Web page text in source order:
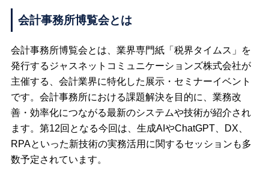
会計事務所博覧会とは
会計事務所博覧会とは、業界専門紙「税界タイムス」を
発行するジャスネットコミュニケーションズ株式会社が
主催する、会計業界に特化した展示・セミナーイベント
です。会計事務所における課題解決を目的に、業務改
善・効率化につながる最新のシステムや技術が紹介され
ます。第12回となる今回は、生成AIやChatGPT、DX、
RPAといった新技術の実務活用に関するセッションも多
数予定されています。